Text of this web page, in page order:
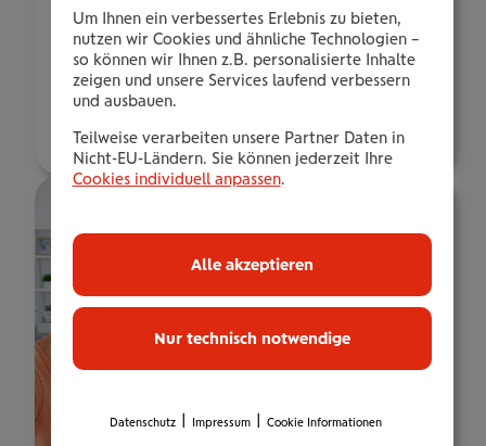
+436646013925036
E-Mail:
s.savia@wienerstaedtische.at
Um Ihnen ein verbessertes Erlebnis zu bieten,
nutzen wir Cookies und ähnliche Technologien –
so können wir Ihnen z.B. personalisierte Inhalte
zeigen und unsere Services laufend verbessern
und ausbauen.
Teilweise verarbeiten unsere Partner Daten in
Nicht-EU-Ländern. Sie können jederzeit Ihre
Cookies individuell anpassen.
Nur technisch notwendige
Alle akzeptieren
Datenschutz Impressum Cookie Informationen